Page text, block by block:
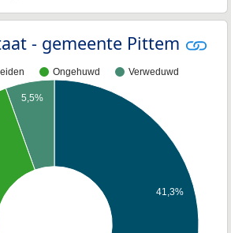
- gemeente Pittem
Ongehuwd Verweduwd
41,3%
5,5%